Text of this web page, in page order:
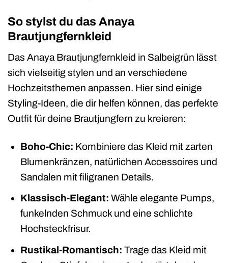
So stylst du das Anaya
Brautjungfernkleid
Das Anaya Brautjungfernkleid in Salbeigrün lässt
sich vielseitig stylen und an verschiedene
Hochzeitsthemen anpassen. Hier sind einige
Styling-Ideen, die dir helfen können, das perfekte
Outfit für deine Brautjungfern zu kreieren:
Boho-Chic: Kombiniere das Kleid mit zarten
Blumenkränzen, natürlichen Accessoires und
Sandalen mit filigranen Details.
Klassisch-Elegant: Wähle elegante Pumps,
funkelnden Schmuck und eine schlichte
Hochsteckfrisur.
Rustikal-Romantisch: Trage das Kleid mit